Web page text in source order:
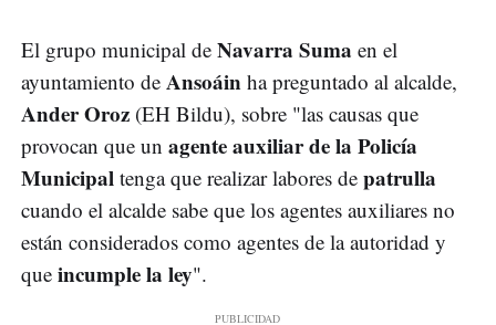
El grupo municipal de Navarra Suma en el
ayuntamiento de Ansoáin ha preguntado al alcalde,
Ander Oroz (EH Bildu), sobre "las causas que
provocan que un agente auxiliar de la Policía
Municipal tenga que realizar labores de patrulla
cuando el alcalde sabe que los agentes auxiliares no
están considerados como agentes de la autoridad y
que incumple la ley".